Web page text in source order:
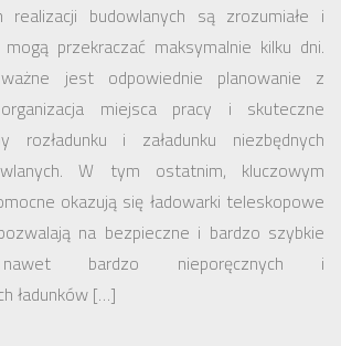
realizacji budowlanych są zrozumiałe i
przekraczać maksymalnie kilku dni.
jest odpowiednie planowanie z
miejsca pracy i skuteczne
rozładunku i załadunku niezbędnych
W tym ostatnim, kluczowym
okazują się ładowarki teleskopowe
na bezpieczne i bardzo szybkie
nawet bardzo nieporęcznych i
ładunków […]